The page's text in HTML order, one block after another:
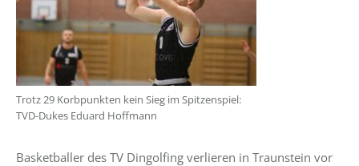
Trotz 29 Korbpunkten kein Sieg im Spitzenspiel:
TVD-Dukes Eduard Hoffmann
Basketballer des TV Dingolfing verlieren in Traunstein vor